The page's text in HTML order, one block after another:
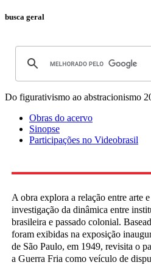
busca geral
Do figurativismo ao abstracionismo
Obras do acervo
Sinopse
Participações no Videobrasil
A obra explora a relação entre arte
investigação da dinâmica entre
brasileira e passado colonial.
foram exibidas na exposição
de São Paulo, em 1949, revisita o
a Guerra Fria como veículo de